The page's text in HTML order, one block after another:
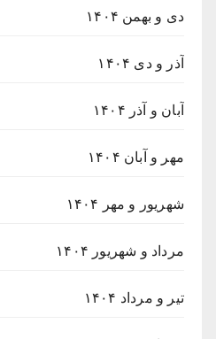
دی و بهمن ۱۴۰۴
آذر و دی ۱۴۰۴
آبان و آذر ۱۴۰۴
مهر و آبان ۱۴۰۴
شهریور و مهر ۱۴۰۴
مرداد و شهریور ۱۴۰۴
تیر و مرداد ۱۴۰۴